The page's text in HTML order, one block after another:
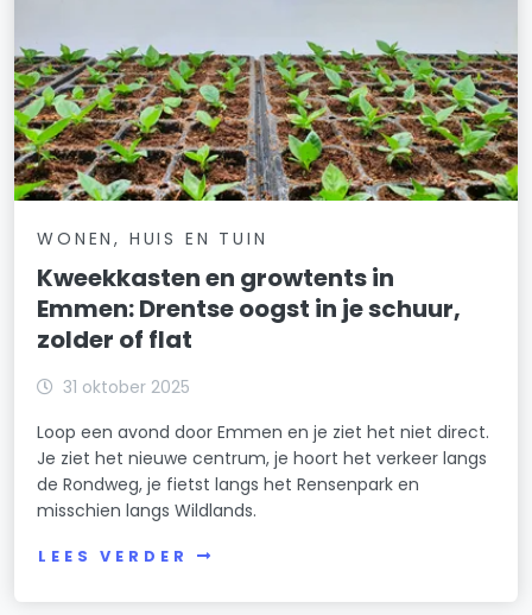
WONEN, HUIS EN TUIN
Kweekkasten en growtents in
Emmen: Drentse oogst in je schuur,
zolder of flat
31 oktober 2025
Loop een avond door Emmen en je ziet het niet direct.
Je ziet het nieuwe centrum, je hoort het verkeer langs
de Rondweg, je fietst langs het Rensenpark en
misschien langs Wildlands.
LEES VERDER